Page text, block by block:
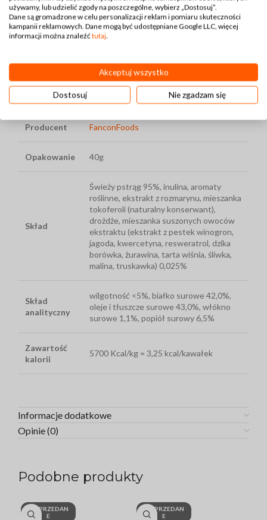
Wprowadzenie jej do diety psa w trakcie treningu może
przynieść korzyści zarówno dla zdrowia, jak i efektywności
treningowej.
mięso. Pamiętaj, aby umyć ręce po przygotowaniu i umyć
miskę po każdym karmieniu. Zawsze zostawiaj zapas
świeżej wody dla swojego pupila.
Producent FanconFoods
Opakowanie 40g
Skład
Świeży pstrąg 95%, inulina, aromaty
roślinne, ekstrakt z rozmarynu, mieszanka
tokoferoli (naturalny konserwant),
drożdże, mieszanka suszonych owoców
ekstraktu (ekstrakt z pestek winogron,
jagoda, kwercetyna, resweratrol, dzika
borówka, żurawina, tarta wiśnia, śliwka,
malina, truskawka) 0,025%
Skład
analityczny
wilgotność <5%, białko surowe 42,0%,
oleje i tłuszcze surowe 43,0%, włókno
surowe 1,1%, popiół surowy 6,5%
Zawartość
kalorii
5700 Kcal/kg = 3,25 kcal/kawałek
Informacje dodatkowe
Opinie (0)
Podobne produkty
WYPRZEDAN
E
WYPRZEDAN
E
używamy, lub udzielić zgody na poszczególne, wybierz „Dostosuj”.
Dane są gromadzone w celu personalizacji reklam i pomiaru skuteczności
kampanii reklamowych. Dane mogą być udostępniane Google LLC, więcej
informacji można znaleźćtutaj.
Akceptuj wszystko
Dostosuj Nie zgadzam się